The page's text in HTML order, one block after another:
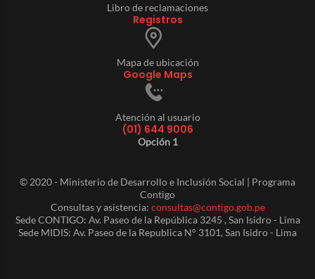
Libro de reclamaciones
Registros
Mapa de ubicación
Google Maps
Atención al usuario
(01) 644 9006
Opción 1
© 2020 - Ministerio de Desarrollo e Inclusión Social | Programa
Contigo
Consultas y asistencia: consultas@contigo.gob.pe
Sede CONTIGO: Av. Paseo de la República 3245 , San Isidro - Lima
Sede MIDIS: Av. Paseo de la Republica N° 3101, San Isidro - Lima